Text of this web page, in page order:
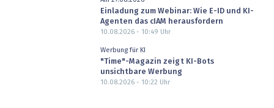
Einladung zum Webinar: Wie E-ID und KI-
Agenten das cIAM herausfordern
10.08.2026 - 10:49 Uhr
Werbung für KI
"Time"-Magazin zeigt KI-Bots
unsichtbare Werbung
10.08.2026 - 10:22 Uhr